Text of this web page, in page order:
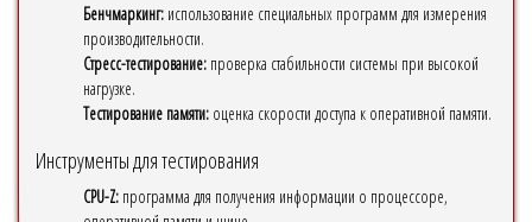
Бенчмаркинг: использование специальных программ для измерения
производительности.
Стресс-тестирование: проверка стабильности системы при высокой
нагрузке.
Тестирование памяти: оценка скорости доступа к оперативной памяти.
Инструменты для тестирования
CPU-Z: программа для получения информации о процессоре,